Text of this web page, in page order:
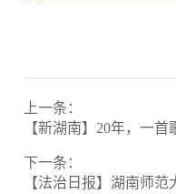
上一条：
【新湖南】20年，一
下一条：